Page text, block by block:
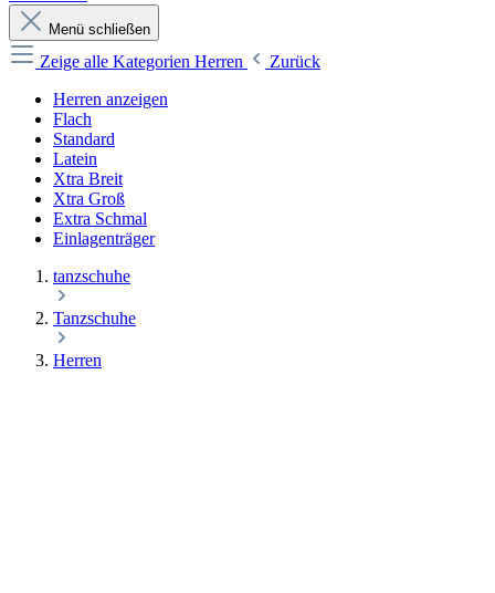
Menü schließen
Zeige alle Kategorien Herren
Zurück
Herren anzeigen
Flach
Standard
Latein
Xtra Breit
Xtra Groß
Extra Schmal
Einlagenträger
tanzschuhe
Tanzschuhe
Herren